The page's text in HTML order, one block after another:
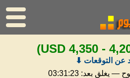
الرئيسية
سعر الذهب
عن التوقعات ⬇
— يغلق بعد: 03:31:22